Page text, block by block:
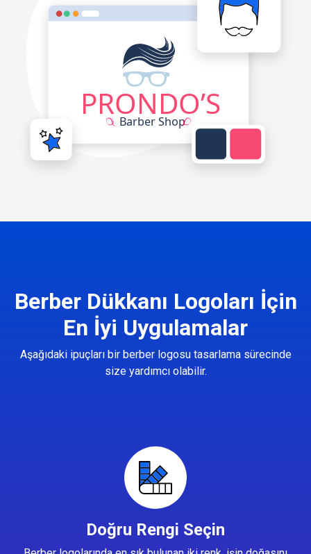
Berber Dükkanı Logoları İçin
En İyi Uygulamalar
Aşağıdaki ipuçları bir berber logosu tasarlama sürecinde
size yardımcı olabilir.
Doğru Rengi Seçin